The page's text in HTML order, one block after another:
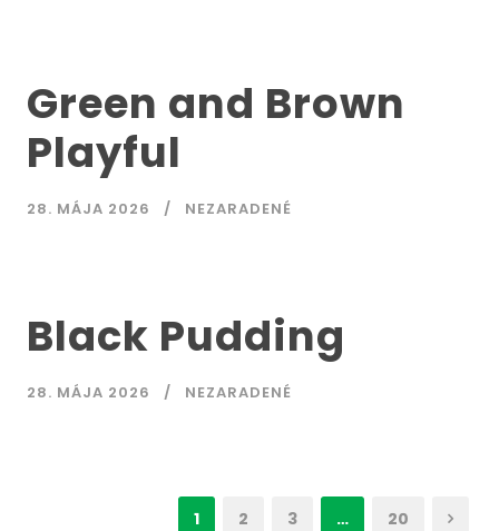
Green and Brown
Playful
28. MÁJA 2026 NEZARADENÉ
Black Pudding
28. MÁJA 2026 NEZARADENÉ
1 2 3 … 20